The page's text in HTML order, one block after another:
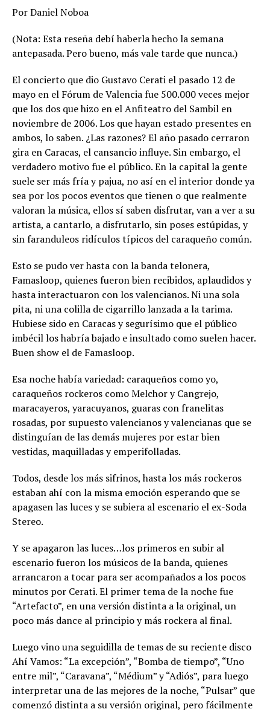
Por Daniel Noboa
(Nota: Esta reseña debí haberla hecho la semana
antepasada. Pero bueno, más vale tarde que nunca.)
El concierto que dio Gustavo Cerati el pasado 12 de
mayo en el Fórum de Valencia fue 500.000 veces mejor
que los dos que hizo en el Anfiteatro del Sambil en
noviembre de 2006. Los que hayan estado presentes en
ambos, lo saben. ¿Las razones? El año pasado cerraron
gira en Caracas, el cansancio influye. Sin embargo, el
verdadero motivo fue el público. En la capital la gente
suele ser más fría y pajua, no así en el interior donde ya
sea por los pocos eventos que tienen o que realmente
valoran la música, ellos sí saben disfrutar, van a ver a su
artista, a cantarlo, a disfrutarlo, sin poses estúpidas, y
sin faranduleos ridículos típicos del caraqueño común.
Esto se pudo ver hasta con la banda telonera,
Famasloop, quienes fueron bien recibidos, aplaudidos y
hasta interactuaron con los valencianos. Ni una sola
pita, ni una colilla de cigarrillo lanzada a la tarima.
Hubiese sido en Caracas y segurísimo que el público
imbécil los habría bajado e insultado como suelen hacer.
Buen show el de Famasloop.
Esa noche había variedad: caraqueños como yo,
caraqueños rockeros como Melchor y Cangrejo,
maracayeros, yaracuyanos, guaras con franelitas
rosadas, por supuesto valencianos y valencianas que se
distinguían de las demás mujeres por estar bien
vestidas, maquilladas y emperifolladas.
Todos, desde los más sifrinos, hasta los más rockeros
estaban ahí con la misma emoción esperando que se
apagasen las luces y se subiera al escenario el ex-Soda
Stereo.
Y se apagaron las luces…los primeros en subir al
escenario fueron los músicos de la banda, quienes
arrancaron a tocar para ser acompañados a los pocos
minutos por Cerati. El primer tema de la noche fue
“Artefacto”, en una versión distinta a la original, un
poco más dance al principio y más rockera al final.
Luego vino una seguidilla de temas de su reciente disco
Ahí Vamos: “La excepción”, “Bomba de tiempo”, “Uno
entre mil”, “Caravana”, “Médium” y “Adiós”, para luego
interpretar una de las mejores de la noche, “Pulsar” que
comenzó distinta a su versión original, pero fácilmente